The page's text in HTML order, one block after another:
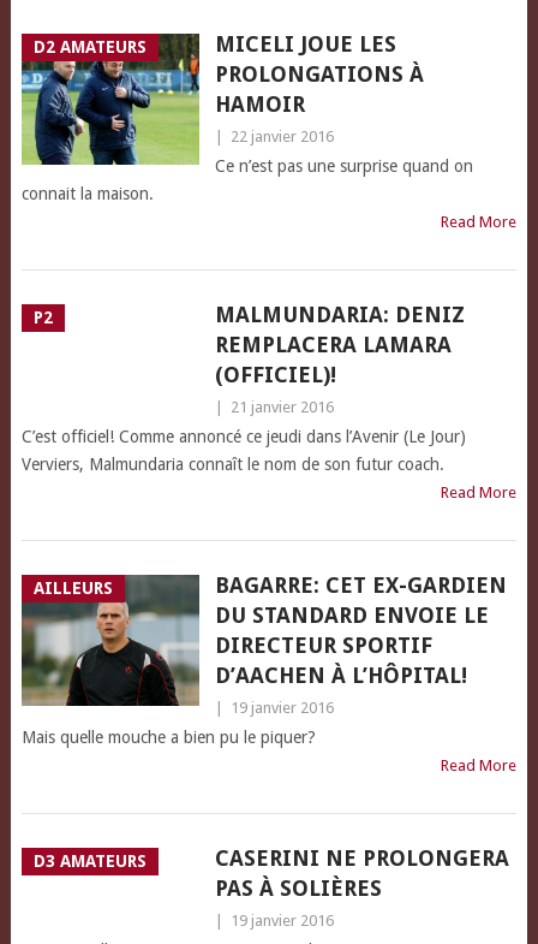
D2 AMATEURS
MICELI JOUE LES
PROLONGATIONS À
HAMOIR
22 janvier 2016
Ce n’est pas une surprise quand on
connait la maison.
Read More
P2
MALMUNDARIA: DENIZ
REMPLACERA LAMARA
(OFFICIEL)!
21 janvier 2016
C’est officiel! Comme annoncé ce jeudi dans l’Avenir (Le Jour)
Verviers, Malmundaria connaît le nom de son futur coach.
Read More
AILLEURS
BAGARRE: CET EX-GARDIEN
DU STANDARD ENVOIE LE
DIRECTEUR SPORTIF
D’AACHEN À L’HÔPITAL!
19 janvier 2016
Mais quelle mouche a bien pu le piquer?
Read More
D3 AMATEURS
CASERINI NE PROLONGERA
PAS À SOLIÈRES
19 janvier 2016